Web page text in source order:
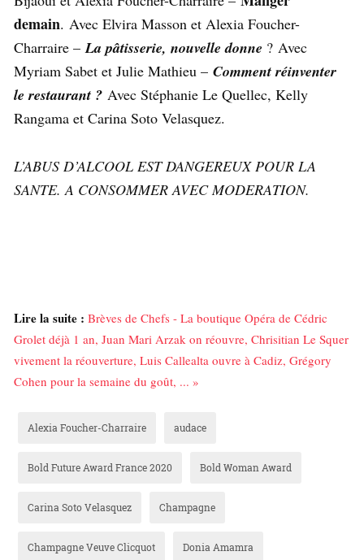
demain. Avec Elvira Masson et Alexia Foucher-
Charraire –La pâtisserie, nouvelle donne ? Avec
Myriam Sabet et Julie Mathieu – Comment réinventer
le restaurant ? Avec Stéphanie Le Quellec, Kelly
Rangama et Carina Soto Velasquez.
L’ABUS D’ALCOOL EST DANGEREUX POUR LA
SANTE. A CONSOMMER AVEC MODERATION.
Lire la suite : Brèves de Chefs - La boutique Opéra de Cédric
Grolet déjà 1 an, Juan Mari Arzak on réouvre, Chrisitian Le Squer
vivement la réouverture, Luis Callealta ouvre à Cadiz, Grégory
Cohen pour la semaine du goût, ... »
Alexia Foucher-Charraire audace
Bold Future Award France 2020 Bold Woman Award
Carina Soto Velasquez Champagne
Champagne Veuve Clicquot Donia Amamra